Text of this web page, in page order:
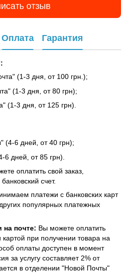
отзыв
Оплата Гарантия
(1-3 дня, от 100 грн.);
(1-3 дня, от 80 грн);
(1-3 дня, от 125 грн).
(4-6 дней, от 40 грн);
6 дней, от 85 грн).
оплатить свой заказ,
счет.
платежи с банковских карт
популярных платежных
на почте: Вы можете оплатить
при получении товара на
оплаты доступен в момент
за услугу составляет 2% от
в отделении "Новой Почты"